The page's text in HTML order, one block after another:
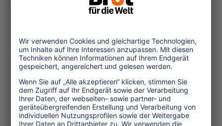
Kultur und Religion
Wirtschaft
Unternehmensverantwortung
Service und Tipps